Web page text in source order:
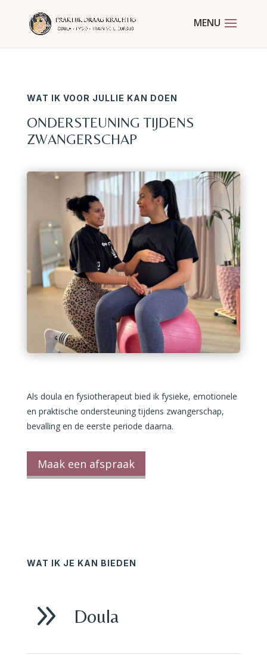
WAT IK VOOR JULLIE KAN DOEN
ONDERSTEUNING TIJDENS
ZWANGERSCHAP
Als doula en fysiotherapeut bied ik fysieke, emotionele
en praktische ondersteuning tijdens zwangerschap,
bevalling en de eerste periode daarna.
Maak een afspraak
WAT IK JE KAN BIEDEN
9 Doula